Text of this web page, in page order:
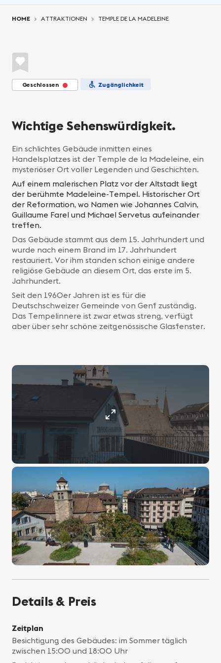
HOME ATTRAKTIONEN TEMPLE DE LA MADELEINE
Geschlossen Zugänglichkeit
Wichtige Sehenswürdigkeit.
Ein schlichtes Gebäude inmitten eines
Handelsplatzes ist der Temple de la Madeleine, ein
mysteriöser Ort voller Legenden und Geschichten.
Auf einem malerischen Platz vor der Altstadt liegt
der berühmte Madeleine-Tempel. Historischer Ort
der Reformation, wo Namen wie Johannes Calvin,
Guillaume Farel und Michael Servetus aufeinander
treffen.
Das Gebäude stammt aus dem 15. Jahrhundert und
wurde nach einem Brand im 17. Jahrhundert
restauriert. Vor ihm standen schon einige andere
religiöse Gebäude an diesem Ort, das erste im 5.
Jahrhundert.
Seit den 1960er Jahren ist es für die
Deutschschweizer Gemeinde von Genf zuständig.
Das Tempelinnere ist zwar etwas streng, verfügt
aber über sehr schöne zeitgenössische Glasfenster.
Details & Preis
Zeitplan
Besichtigung des Gebäudes: im Sommer täglich
zwischen 15:00 und 18:00 Uhr